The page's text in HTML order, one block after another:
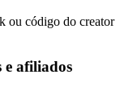
ou código do creator
e afiliados